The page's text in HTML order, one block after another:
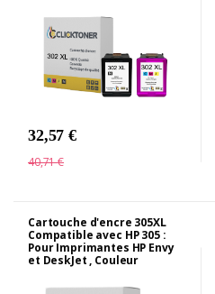
32,57 €
40,71 €
Cartouche d'encre 305XL
Compatible avec HP 305 :
Pour Imprimantes HP Envy
et DeskJet , Couleur